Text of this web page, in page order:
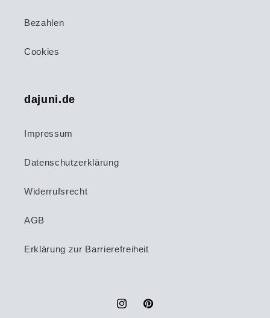
Bezahlen
Cookies
dajuni.de
Impressum
Datenschutzerklärung
Widerrufsrecht
AGB
Erklärung zur Barrierefreiheit
InstagramPinterest